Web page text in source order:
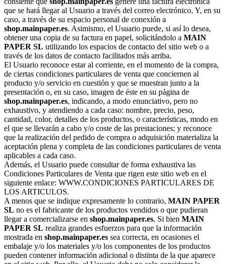
que se hará llegar al Usuario a través del correo electrónico. Y, en su
caso, a través de su espacio personal de conexión a
shop.mainpaper.es. Asimismo, el Usuario puede, si así lo desea,
obtener una copia de su factura en papel, solicitándolo a MAIN
PAPER SL utilizando los espacios de contacto del sitio web o a
través de los datos de contacto facilitados más arriba.
El Usuario reconoce estar al corriente, en el momento de la compra,
de ciertas condiciones particulares de venta que conciernen al
producto y/o servicio en cuestión y que se muestran junto a la
presentación o, en su caso, imagen de éste en su página de
shop.mainpaper.es, indicando, a modo enunciativo, pero no
exhaustivo, y atendiendo a cada caso: nombre, precio, peso,
cantidad, color, detalles de los productos, o características, modo en
el que se llevarán a cabo y/o coste de las prestaciones; y reconoce
que la realización del pedido de compra o adquisición materializa la
aceptación plena y completa de las condiciones particulares de venta
aplicables a cada caso.
Además, el Usuario puede consultar de forma exhaustiva las
Condiciones Particulares de Venta que rigen este sitio web en el
siguiente enlace: WWW.CONDICIONES PARTICULARES DE
LOS ARTICULOS.
A menos que se indique expresamente lo contrario, MAIN PAPER
SL no es el fabricante de los productos vendidos o que pudieran
llegar a comercializarse en shop.mainpaper.es. Si bien MAIN
PAPER SL realiza grandes esfuerzos para que la información
mostrada en shop.mainpaper.es sea correcta, en ocasiones el
embalaje y/o los materiales y/o los componentes de los productos
pueden contener información adicional o distinta de la que aparece